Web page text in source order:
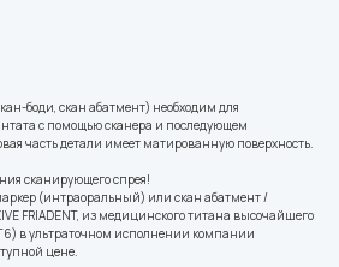
боди, скан абатмент) необходим для
с помощью сканера и последующем
часть детали имеет матированную поверхность.
сканирующего спрея!
(интраоральный) или скан абатмент /
FRIADENT, из медицинского титана высочайшего
в ультраточном исполнении компании
цене.